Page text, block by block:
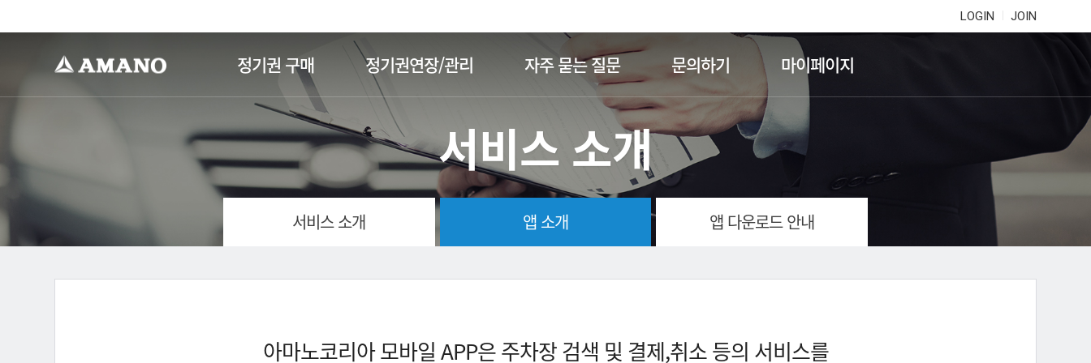
LOGIN JOIN
정기권 구매 정기권연장/관리 자주 묻는 질문 문의하기 마이페이지
서비스 소개
서비스 소개 앱 소개 앱 다운로드 안내
아마노코리아 모바일 APP은 주차장 검색 및 결제,취소 등의 서비스를